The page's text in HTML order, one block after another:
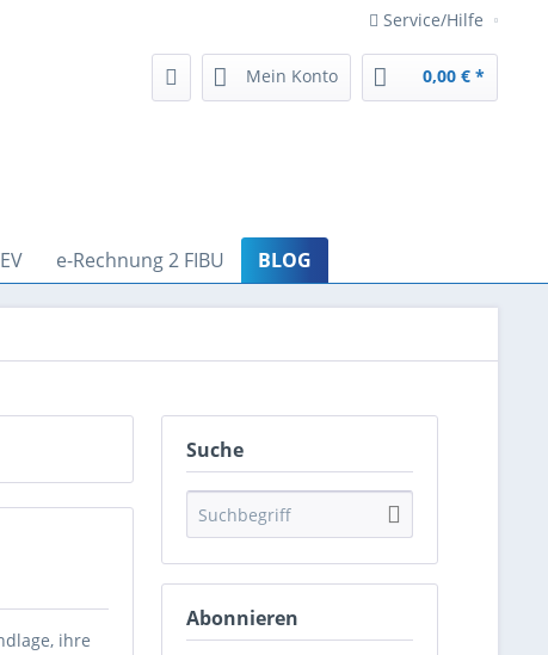
Service/Hilfe
Mein Konto 0,00 € *
e-Rechnung 2 FIBU BLOG
Suche
Abonnieren
ihre